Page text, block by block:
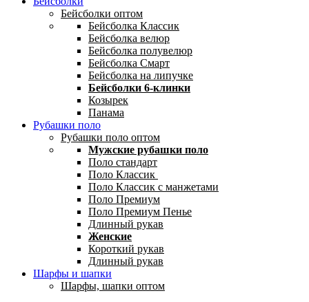
Бейсболки оптом
Бейсболка Классик
Бейсболка велюр
Бейсболка полувелюр
Бейсболка Смарт
Бейсболка на липучке
Бейсболки 6-клинки
Козырек
Панама
Рубашки поло
Рубашки поло оптом
Мужские рубашки поло
Поло стандарт
Поло Классик
Поло Классик с манжетами
Поло Премиум
Поло Премиум Пенье
Длинный рукав
Женские
Короткий рукав
Длинный рукав
Шарфы и шапки
Шарфы, шапки оптом